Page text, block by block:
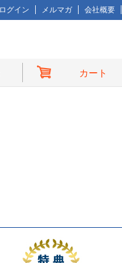
ログイン メルマガ 会社概要
カート